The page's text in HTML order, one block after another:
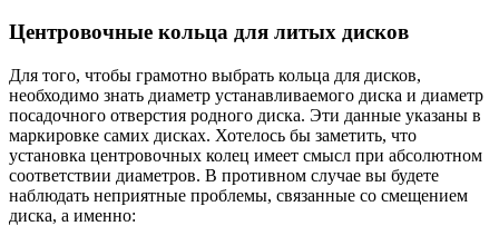
Центровочные кольца для литых дисков
Для того, чтобы грамотно выбрать кольца для дисков,
необходимо знать диаметр устанавливаемого диска и диаметр
посадочного отверстия родного диска. Эти данные указаны в
маркировке самих дисках. Хотелось бы заметить, что
установка центровочных колец имеет смысл при абсолютном
соответствии диаметров. В противном случае вы будете
наблюдать неприятные проблемы, связанные со смещением
диска, а именно: